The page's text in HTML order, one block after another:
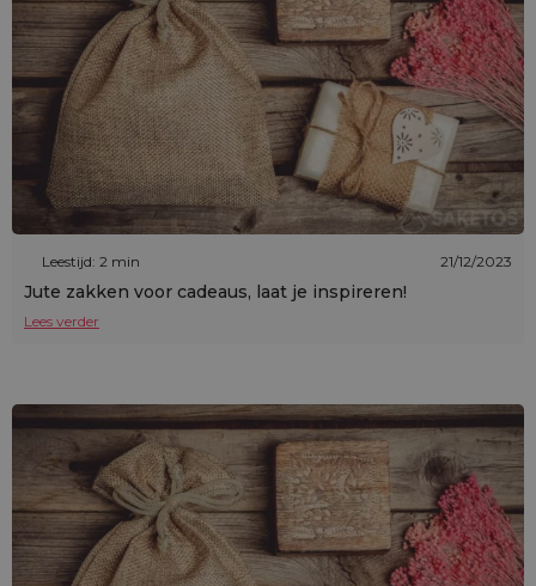
Leestijd: 2 min 21/12/2023
Jute zakken voor cadeaus, laat je inspireren!
Lees verder